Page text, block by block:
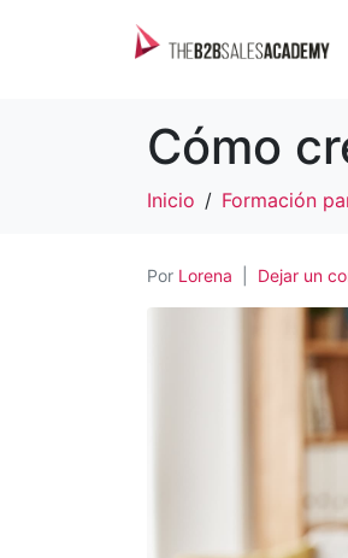
Cómo
Inicio Formación
Por Lorena Dejar un